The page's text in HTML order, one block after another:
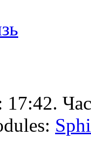
17:42.